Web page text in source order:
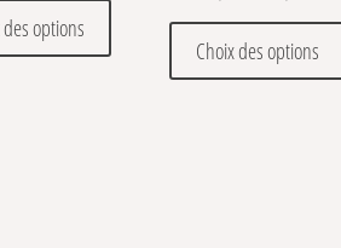
options
Ce produit a plusieurs
Choix des options